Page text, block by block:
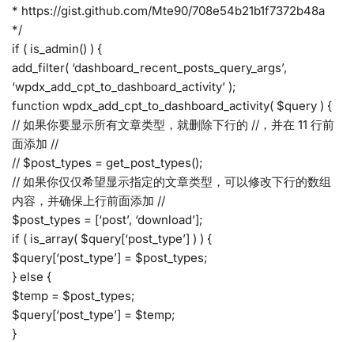
* https://gist.github.com/Mte90/708e54b21b1f7372b48a
*/
if ( is_admin() ) {
add_filter( ‘dashboard_recent_posts_query_args’,
‘wpdx_add_cpt_to_dashboard_activity’ );
function wpdx_add_cpt_to_dashboard_activity( $query ) {
// 如果你要显示所有文章类型，就删除下行的 //，并在 11 行前
面添加 //
// $post_types = get_post_types();
// 如果你仅仅希望显示指定的文章类型，可以修改下行的数组
内容，并确保上行前面添加 //
$post_types = [‘post’, ‘download’];
if ( is_array( $query[‘post_type’] ) ) {
$query[‘post_type’] = $post_types;
} else {
$temp = $post_types;
$query[‘post_type’] = $temp;
}